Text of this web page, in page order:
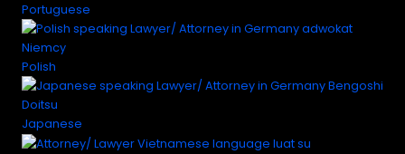
Portuguese
Polish
Japanese